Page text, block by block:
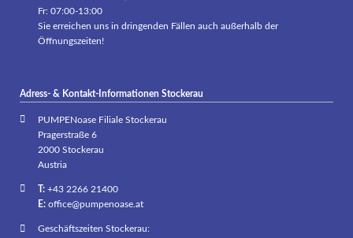
Fr: 07:00-13:00
Sie erreichen uns in dringenden Fällen auch außerhalb der
Öffnungszeiten!
Adress- & Kontakt-Informationen Stockerau
PUMPENoase Filiale Stockerau
Pragerstraße 6
2000 Stockerau
Austria
T:+43 2266 21400
E: office@pumpenoase.at
Geschäftszeiten Stockerau: